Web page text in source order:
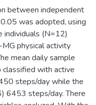
between independent
was adopted, using
(N=12)
physical activity
mean daily sample
with active
steps/day while the
6453 steps/day. There